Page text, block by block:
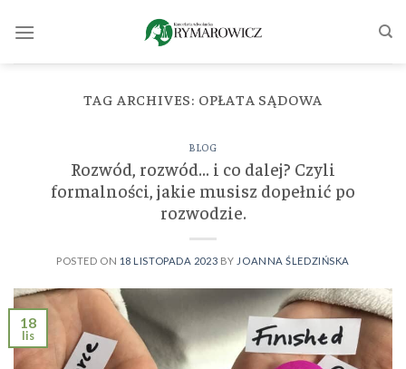
TAG ARCHIVES: OPŁATA SĄDOWA
BLOG
Rozwód, rozwód… i co dalej? Czyli
formalności, jakie musisz dopełnić po
rozwodzie.
POSTED ON 18 LISTOPADA 2023 BY JOANNA ŚLEDZIŃSKA
18
lis